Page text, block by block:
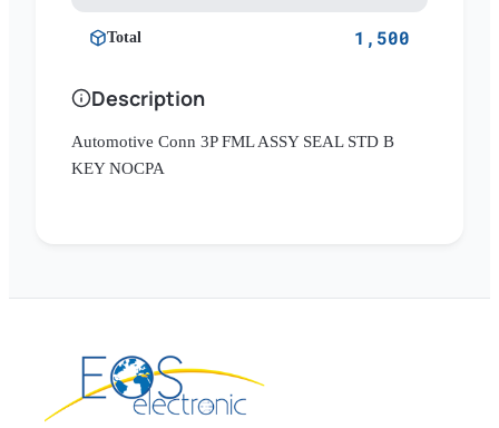
Total 1,500
Description
Automotive Conn 3P FML ASSY SEAL STD B
KEY NOCPA